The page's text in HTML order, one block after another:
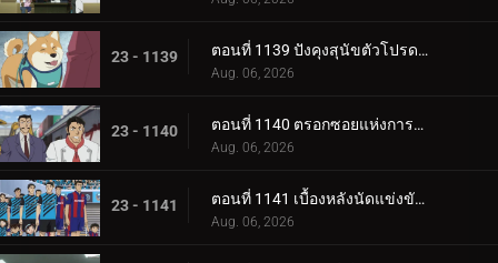
23 - 1139 ตอนที่ 1139 ปังคุงสุนัขตัวโปรดแสนเชื่อง
Aug. 06, 2026
23 - 1140 ตอนที่ 1140 ตรอกซอยแห่งการทรยศอันน่าเศร้า
Aug. 06, 2026
23 - 1141 ตอนที่ 1141 เบื้องหลังนัดแข่งขันชี้ชะตาเจลีก
Aug. 06, 2026